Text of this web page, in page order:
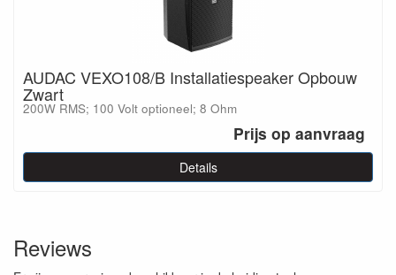
AUDAC VEXO108/B Installatiespeaker Opbouw
Zwart
200W RMS; 100 Volt optioneel; 8 Ohm
Prijs op aanvraag
Details
Reviews